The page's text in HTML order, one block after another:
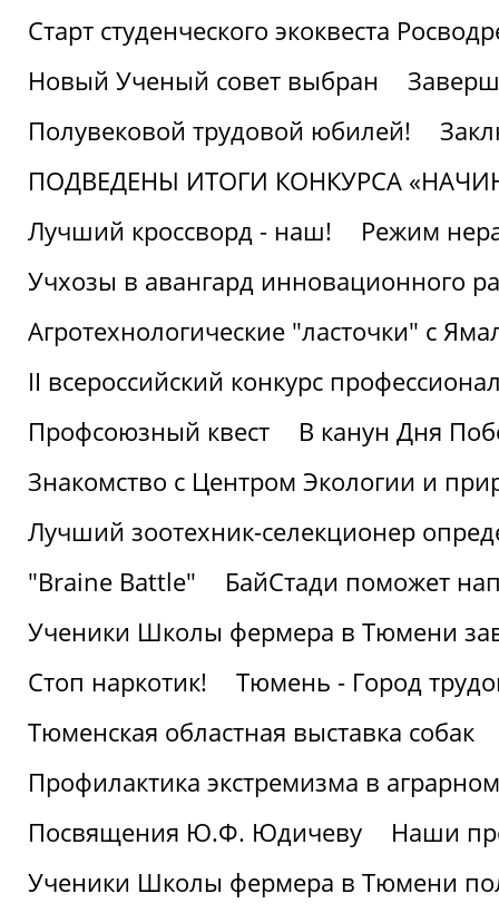
Старт студенческого экоквеста
Новый Ученый совет выбран
Полувековой трудовой юбилей!
ПОДВЕДЕНЫ ИТОГИ КОНКУРСА
Лучший кроссворд - наш!
Режим
Учхозы в авангард инновационного
Агротехнологические "ласточки" с
II всероссийский конкурс
Профсоюзный квест
В канун Дня
Знакомство с Центром Экологии и
Лучший зоотехник-селекционер
"Braine Battle"
БайСтади поможет
Ученики Школы фермера в Тюмени
Стоп наркотик!
Тюмень - Город
Тюменская областная выставка собак
Профилактика экстремизма в аграрном
Посвящения Ю.Ф. Юдичеву
Наши
Ученики Школы фермера в Тюмени